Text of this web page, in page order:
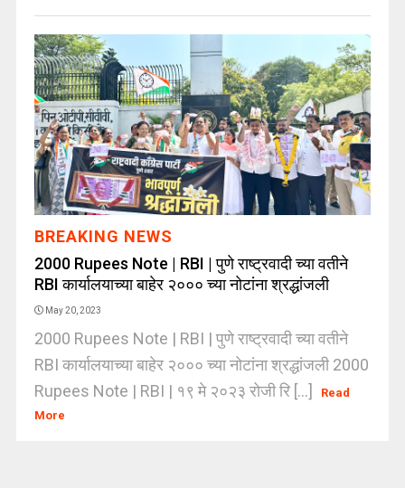
BREAKING NEWS
2000 Rupees Note | RBI | पुणे राष्ट्रवादी च्या वतीने
RBI कार्यालयाच्या बाहेर २००० च्या नोटांना श्रद्धांजली
May 20, 2023
2000 Rupees Note | RBI | पुणे राष्ट्रवादी च्या वतीने
RBI कार्यालयाच्या बाहेर २००० च्या नोटांना श्रद्धांजली 2000
Rupees Note | RBI | १९ मे २०२३ रोजी रि [...]
Read
More